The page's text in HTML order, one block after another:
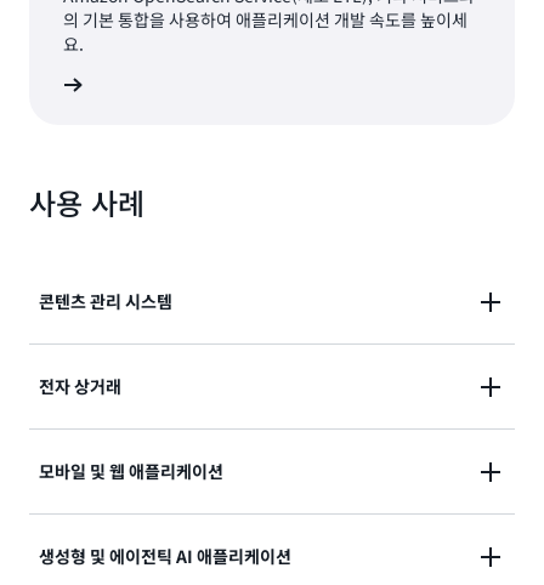
의 기본 통합을 사용하여 애플리케이션 개발 속도를 높이세
요.
사용 사례
콘텐츠 관리 시스템
콘텐츠 관리 데이터를 저장하고 쿼리합니다. 콘텐츠 관
다.
전자 상거래
사용자 프로파일, 기본 설정 및 요청을 관리합니다. 고객
모바일 및 웹 애플리케이션
짧은 대기 시간과 글로벌 읽기로 초당 수백만 개의 사용
생성형 및 에이전틱 AI 애플리케이션